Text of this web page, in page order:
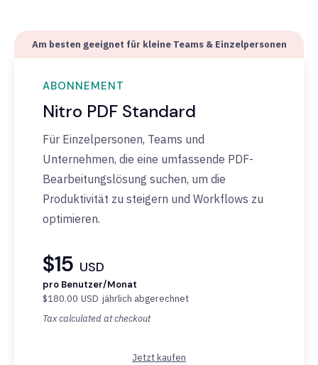
Am besten geeignet für kleine Teams & Einzelpersonen
ABONNEMENT
Nitro PDF Standard
Für Einzelpersonen, Teams und
Unternehmen, die eine umfassende PDF-
Bearbeitungslösung suchen, um die
Produktivität zu steigern und Workflows zu
optimieren.
$15 USD
pro Benutzer/Monat
$180.00 USD jährlich abgerechnet
Tax calculated at checkout
Jetzt kaufen